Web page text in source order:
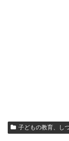
子どもの教育、し